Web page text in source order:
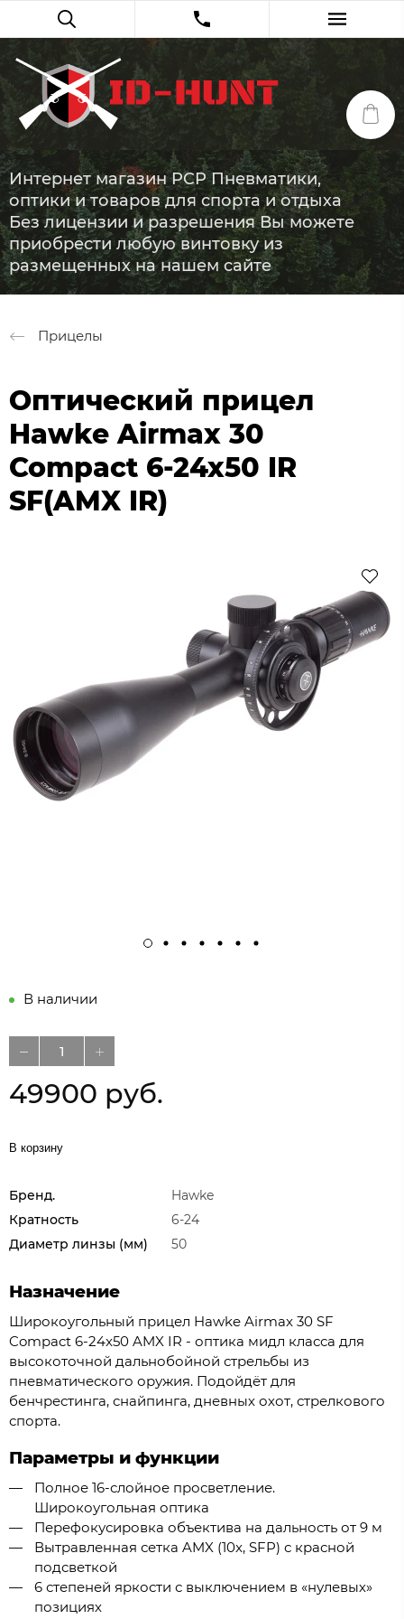
Интернет магазин PCP Пневматики,
оптики и товаров для спорта и отдыха
Без лицензии и разрешения Вы можете
приобрести любую винтовку из
размещенных на нашем сайте
Прицелы
Оптический прицел
Hawke Airmax 30
Compact 6-24x50 IR
SF(AMX IR)
В наличии
49900 руб.
В корзину
Бренд.
Hawke
Кратность
6-24
Диаметр линзы (мм)
50
Назначение
Широкоугольный прицел Hawke Airmax 30 SF
Compact 6-24x50 AMX IR - оптика мидл класса для
высокоточной дальнобойной стрельбы из
пневматического оружия. Подойдёт для
бенчрестинга, снайпинга, дневных охот, стрелкового
спорта.
Параметры и функции
Полное 16-слойное просветление.
Широкоугольная оптика
Перефокусировка объектива на дальность от 9 м
Вытравленная сетка AMX (10x, SFP) с красной
подсветкой
6 степеней яркости с выключением в «нулевых»
позициях